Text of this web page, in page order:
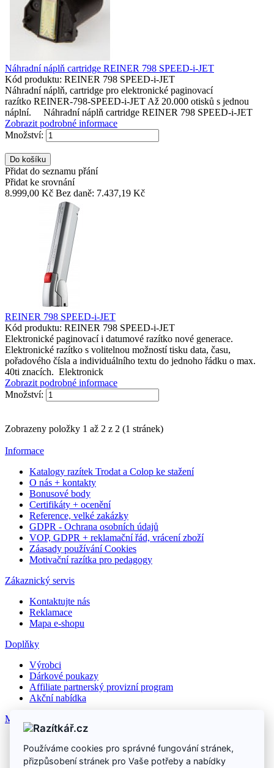
Náhradní náplň cartridge REINER 798 SPEED-i-JET
Kód produktu: REINER 798 SPEED-i-JET
Náhradní náplň, cartridge pro elektronické paginovací
razítko REINER-798-SPEED-i-JET Až 20.000 otisků s jednou
náplní. Náhradní náplň cartridge REINER 798 SPEED-i-JET
Zobrazit podrobné informace
Množství:
Přidat do seznamu přání
Přidat ke srovnání
8.999,00 Kč Bez daně: 7.437,19 Kč
REINER 798 SPEED-i-JET
Kód produktu: REINER 798 SPEED-i-JET
Elektronické paginovací i datumové razítko nové generace.
Elektronické razítko s volitelnou možností tisku data, času,
pořadového čísla a individuálního textu do jednoho řádku o max.
40ti znacích. Elektronick
Zobrazit podrobné informace
Množství:
Zobrazeny položky 1 až 2 z 2 (1 stránek)
Informace
Katalogy razítek Trodat a Colop ke stažení
O nás + kontakty
Bonusové body
Certifikáty + ocenění
Reference, velké zakázky
GDPR - Ochrana osobních údajů
VOP, GDPR + reklamační řád, vrácení zboží
Záasady používání Cookies
Motivační razítka pro pedagogy
Zákaznický servis
Kontaktujte nás
Reklamace
Mapa e-shopu
Doplňky
Výrobci
Dárkové poukazy
Affiliate partnerský provizní program
Akční nabídka
Můj účet
Historie objednávek
Seznam přání
Používáme cookies pro správné fungování stránek,
přizpůsobení stránek pro Vaše potřeby a nabídky